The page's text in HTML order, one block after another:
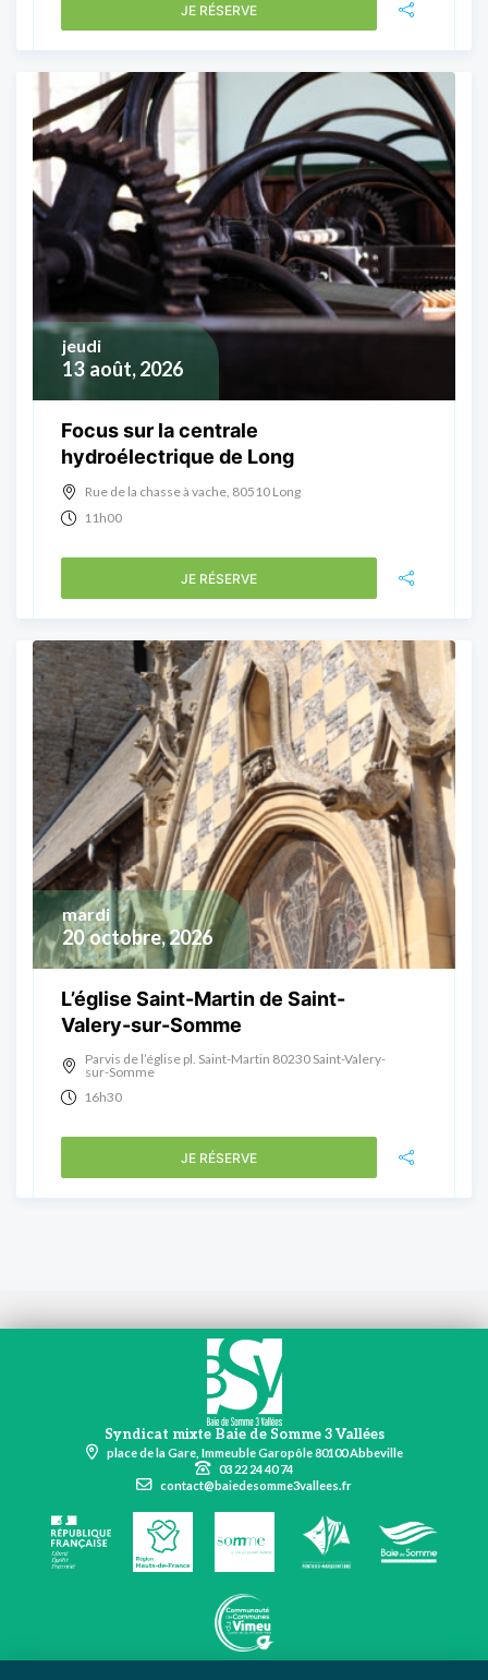
JE RÉSERVE
13 août, 2026
jeudi
Focus sur la centrale
hydroélectrique de Long
Rue de la chasse à vache, 80510 Long
11h00
JE RÉSERVE
20 octobre, 2026
mardi
L’église Saint-Martin de Saint-
Valery-sur-Somme
Parvis de l’église pl. Saint-Martin 80230 Saint-Valery-
sur-Somme
16h30
JE RÉSERVE
Syndicat mixte Baie de Somme 3 Vallées
place de la Gare, Immeuble Garopôle 80100 Abbeville
03 22 24 40 74
contact@baiedesomme3vallees.fr